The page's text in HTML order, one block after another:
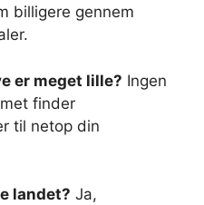
billigere gennem
er meget lille? Ingen
finder
til netop din
landet? Ja,